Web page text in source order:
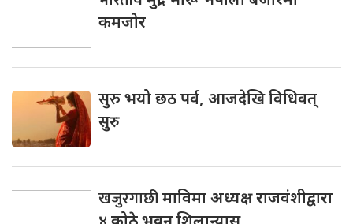
कमजाेर
सुरुभयो छठ पर्व, आजदेखि विधिवत्
सुरु
खजुरगाछीमाविमा अध्यक्ष राजवंशीद्वारा